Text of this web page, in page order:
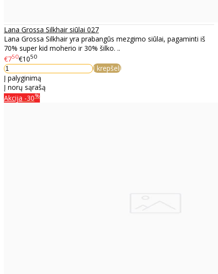
Lana Grossa Silkhair siūlai 027
Lana Grossa Silkhair yra prabangūs mezgimo siūlai, pagaminti iš
70% super kid moherio ir 30% šilko. ..
€750€1050
Į krepšelį
Į palyginimą
Į norų sąrašą
Akcija -30%